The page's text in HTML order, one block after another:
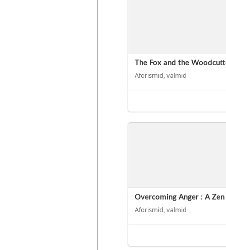
The Fox and the
Aforismid, valmid
Overcoming Anger : A Zen
Aforismid, valmid